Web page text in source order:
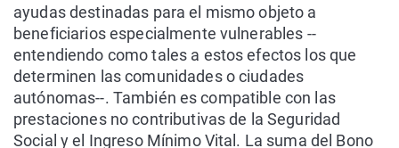
ayudas destinadas para el mismo objeto a
beneficiarios especialmente vulnerables --
entendiendo como tales a estos efectos los que
determinen las comunidades o ciudades
autónomas--. También es compatible con las
prestaciones no contributivas de la Seguridad
Social y el Ingreso Mínimo Vital. La suma del Bono